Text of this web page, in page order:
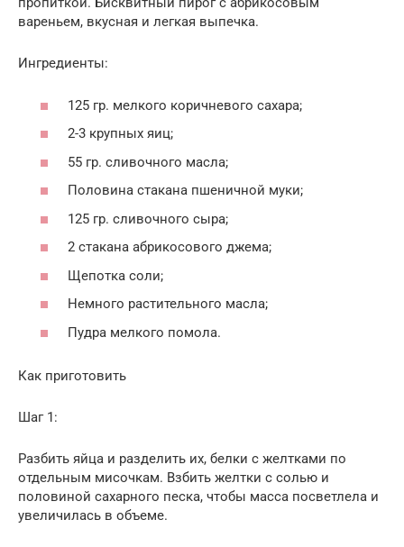
вареньем, вкусная и легкая выпечка.
Ингредиенты:
125 гр. мелкого коричневого сахара;
2-3 крупных яиц;
55 гр. сливочного масла;
Половина стакана пшеничной муки;
125 гр. сливочного сыра;
2 стакана абрикосового джема;
Щепотка соли;
Немного растительного масла;
Пудра мелкого помола.
Как приготовить
Шаг 1:
Разбить яйца и разделить их, белки с желтками по
отдельным мисочкам. Взбить желтки с солью и
половиной сахарного песка, чтобы масса посветлела и
увеличилась в объеме.